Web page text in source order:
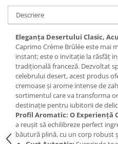
Descriere
Eleganța Desertului Clasic,
Caprimo Crème Brûlée este mai
instant; este o invitație la răsfăț
tradițională franceză. Dezvoltat
celebrului desert, acest produs
cremoase și arome intense de
sortimentul care va transforma
destinație pentru iubitorii de
Profil Aromatic: O Experiență
a reușit să echilibreze perfect
băutură plină, cu un corp robust